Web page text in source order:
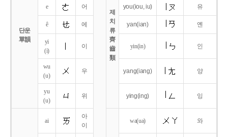
단운
單韻
제
치
류
齊
齒
類
e 어 you(iou,iu) 유
ê 에 yan(ian) 옌
yi
(i)
이 yin(in) 인
wu
(u)
우 yang(iang) 양
yu
(u)
위 ying(ing) 잉
ai
아
이
wa(ua) 와